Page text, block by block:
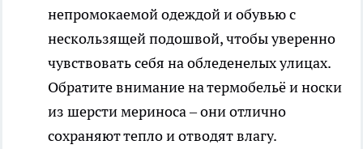
непромокаемой одеждой и обувью с
нескользящей подошвой, чтобы уверенно
чувствовать себя на обледенелых улицах.
Обратите внимание на термобельё и носки
из шерсти мериноса – они отлично
сохраняют тепло и отводят влагу.